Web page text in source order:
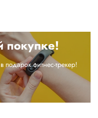
подарок фитнес-трекер!